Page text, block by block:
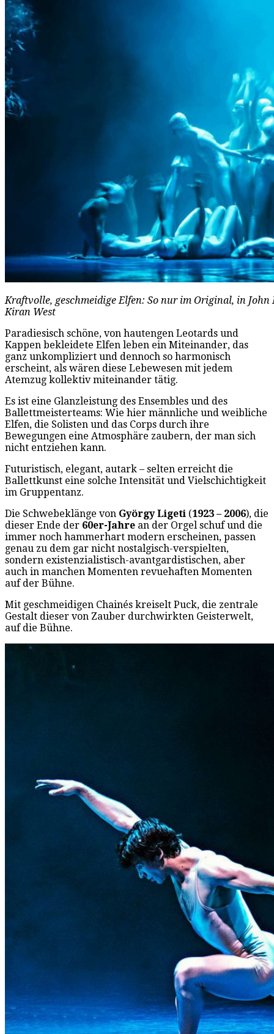
Kraftvolle, geschmeidige Elfen: So nur im Original, in John
Kiran West
Paradiesisch schöne, von hautengen Leotards und
Kappen bekleidete Elfen leben ein Miteinander, das
ganz unkompliziert und dennoch so harmonisch
erscheint, als wären diese Lebewesen mit jedem
Atemzug kollektiv miteinander tätig.
Es ist eine Glanzleistung des Ensembles und des
Ballettmeisterteams: Wie hier männliche und weibliche
Elfen, die Solisten und das Corps durch ihre
Bewegungen eine Atmosphäre zaubern, der man sich
nicht entziehen kann.
Futuristisch, elegant, autark – selten erreicht die
Ballettkunst eine solche Intensität und Vielschichtigkeit
im Gruppentanz.
Die Schwebeklänge von György Ligeti (1923 – 2006), die
dieser Ende der 60er-Jahre an der Orgel schuf und die
immer noch hammerhart modern erscheinen, passen
genau zu dem gar nicht nostalgisch-verspielten,
sondern existenzialistisch-avantgardistischen, aber
auch in manchen Momenten revuehaften Momenten
auf der Bühne.
Mit geschmeidigen Chainés kreiselt Puck, die zentrale
Gestalt dieser von Zauber durchwirkten Geisterwelt,
auf die Bühne.